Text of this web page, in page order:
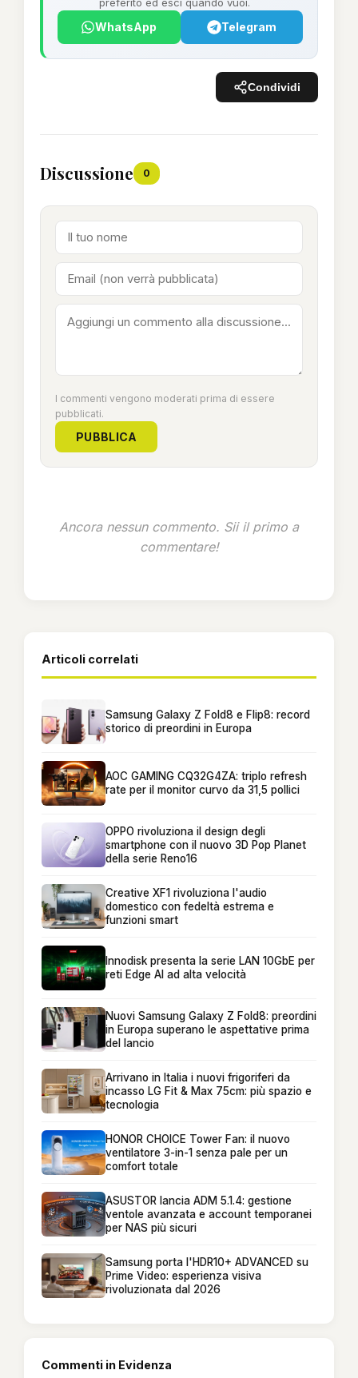
WhatsApp Telegram
Condividi
Discussione 0
I commenti vengono moderati prima di essere
pubblicati.
PUBBLICA
Ancora nessun commento. Sii il primo a
commentare!
Articoli correlati
Samsung Galaxy Z Fold8 e Flip8: record
storico di preordini in Europa
AOC GAMING CQ32G4ZA: triplo refresh
rate per il monitor curvo da 31,5 pollici
OPPO rivoluziona il design degli
smartphone con il nuovo 3D Pop Planet
della serie Reno16
Creative XF1 rivoluziona l'audio
domestico con fedeltà estrema e
funzioni smart
Innodisk presenta la serie LAN 10GbE per
reti Edge AI ad alta velocità
Nuovi Samsung Galaxy Z Fold8: preordini
in Europa superano le aspettative prima
del lancio
Arrivano in Italia i nuovi frigoriferi da
incasso LG Fit & Max 75cm: più spazio e
tecnologia
HONOR CHOICE Tower Fan: il nuovo
ventilatore 3-in-1 senza pale per un
comfort totale
ASUSTOR lancia ADM 5.1.4: gestione
ventole avanzata e account temporanei
per NAS più sicuri
Samsung porta l'HDR10+ ADVANCED su
Prime Video: esperienza visiva
rivoluzionata dal 2026
Commenti in Evidenza